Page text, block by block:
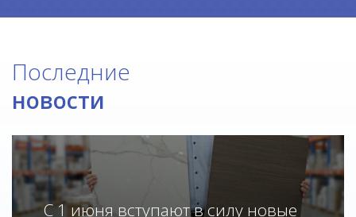
Последние
новости
С 1 июня вступают в силу новые